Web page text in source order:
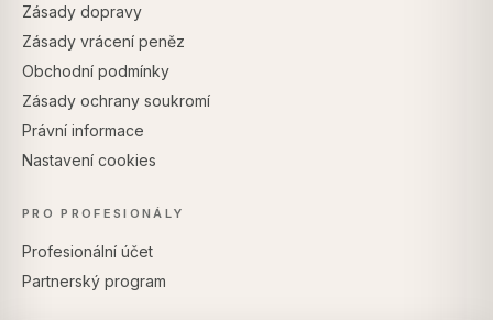
Zásady dopravy
Zásady vrácení peněz
Obchodní podmínky
Zásady ochrany soukromí
Právní informace
Nastavení cookies
PRO PROFESIONÁLY
Profesionální účet
Partnerský program